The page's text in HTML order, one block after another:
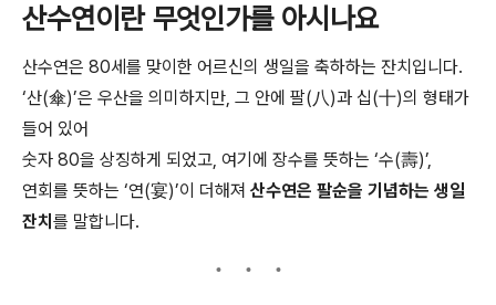
산수연이란 무엇인가를 아시나요
산수연은 80세를 맞이한 어르신의 생일을 축하하는 잔치입니다.
‘산(傘)’은 우산을 의미하지만, 그 안에 팔(八)과 십(十)의 형태가
들어 있어
숫자 80을 상징하게 되었고, 여기에 장수를 뜻하는 ‘수(壽)’,
연회를 뜻하는 ‘연(宴)’이 더해져 산수연은 팔순을 기념하는 생일
잔치 를 말합니다.